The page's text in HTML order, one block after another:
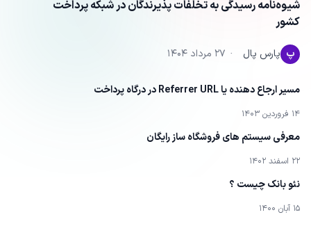
شیوه‌نامه رسیدگی به تخلفات پذیرندگان در شبکه پرداخت
کشور
پ پارس پال · ۲۷ مرداد ۱۴۰۴
مسیر ارجاع دهنده یا Referrer URL در درگاه پرداخت
۱۴ فروردین ۱۴۰۳
معرفی سیستم های فروشگاه ساز رایگان
۲۲ اسفند ۱۴۰۲
نئو بانک چیست ؟
۱۵ آبان ۱۴۰۰